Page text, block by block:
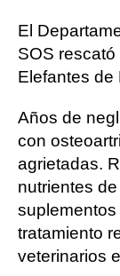
El
SOS
Elefantes de
Años de
con
agrietadas.
nutrientes
tratamiento
veterinarios